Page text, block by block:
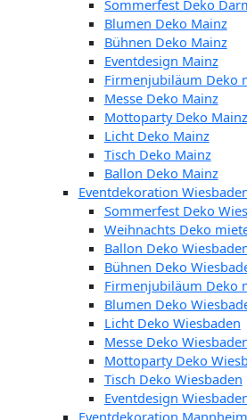
Sommerfest Deko
Blumen Deko Mainz
Bühnen Deko Mainz
Eventdesign Mainz
Firmenjubiläum Deko
Messe Deko Mainz
Mottoparty Deko Mainz
Licht Deko Mainz
Tisch Deko Mainz
Ballon Deko Mainz
Eventdekoration
Sommerfest Deko
Weihnachts Deko
Ballon Deko
Bühnen Deko
Firmenjubiläum Deko
Blumen Deko
Licht Deko Wiesbaden
Messe Deko
Mottoparty Deko
Tisch Deko Wiesbaden
Eventdesign